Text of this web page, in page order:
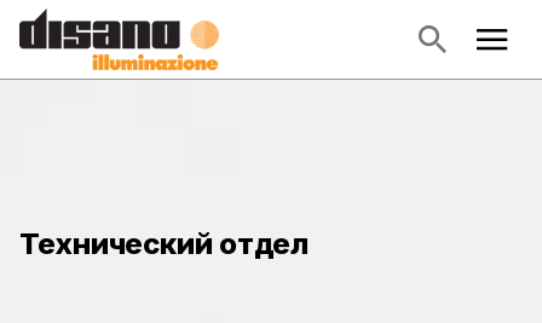
Технический отдел